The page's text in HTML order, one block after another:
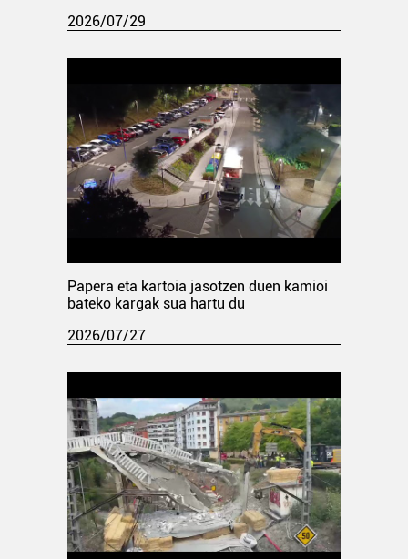
2026/07/29
Papera eta kartoia jasotzen duen kamioi
bateko kargak sua hartu du
2026/07/27